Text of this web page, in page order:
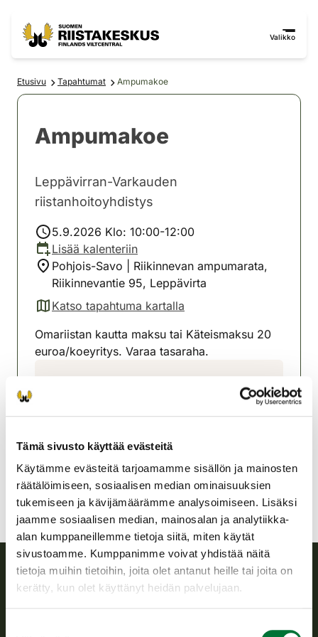
Tämä sivusto käyttää evästeitä
Käytämme evästeitä tarjoamamme sisällön ja mainosten
räätälöimiseen, sosiaalisen median ominaisuuksien
tukemiseen ja kävijämäärämme analysoimiseen. Lisäksi
jaamme sosiaalisen median, mainosalan ja analytiikka-
alan kumppaneillemme tietoja siitä, miten käytät
sivustoamme. Kumppanimme voivat yhdistää näitä
tietoja muihin tietoihin, joita olet antanut heille tai joita on
kerätty, kun olet käyttänyt heidän palvelujaan.
Valikko
Etusivu Tapahtumat Ampumakoe
Ampumakoe
Leppävirran-Varkauden
riistanhoitoyhdistys
5.9.2026 Klo: 10:00-12:00
Lisää kalenteriin
Pohjois-Savo | Riikinnevan ampumarata,
Riikinnevantie 95, Leppävirta
Katso tapahtuma kartalla
(avautuu uuteen välilehteen)
Omariistan kautta maksu tai Käteismaksu 20
euroa/koeyritys. Varaa tasaraha.
Pohjois-Savo
leppavirta-varkaus@rhy.riista.fi
Suomen riistakeskus